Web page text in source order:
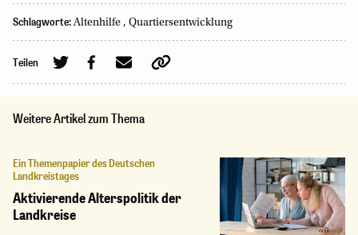
Schlagworte: Altenhilfe , Quartiersentwicklung
Teilen
Weitere Artikel zum Thema
Ein Themenpapier des Deutschen
Landkreistages
Aktivierende Alterspolitik der
Landkreise